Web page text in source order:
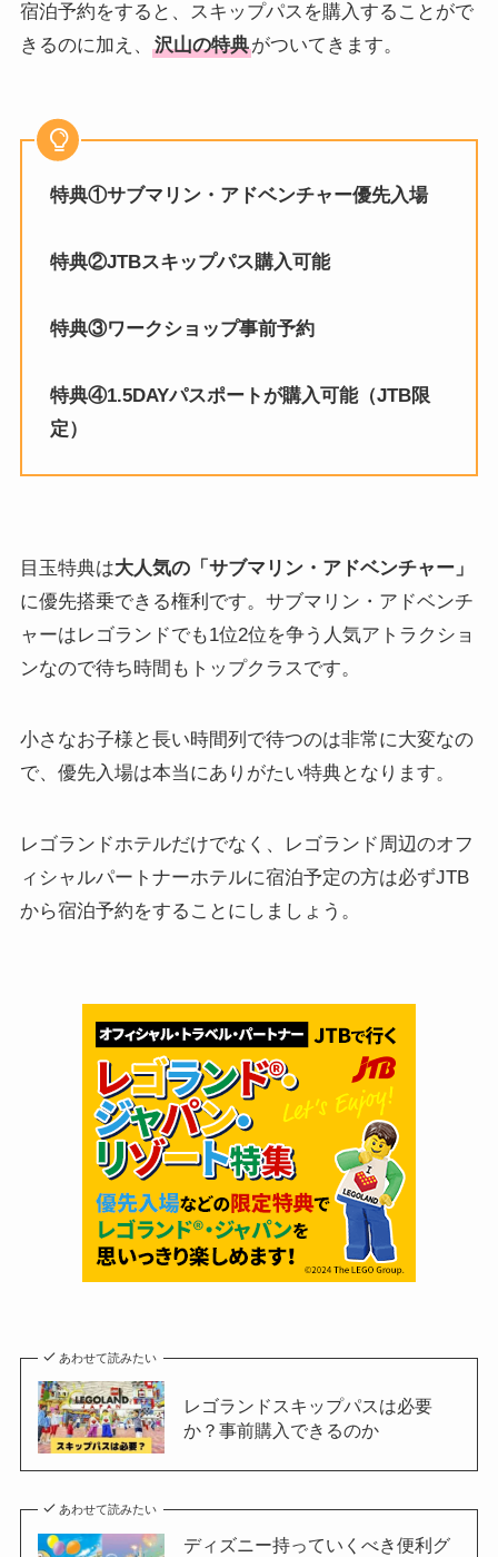
宿泊予約をすると、スキップパスを購入することがで
きるのに加え、
沢山の特典がついてきます。
特典①サブマリン・アドベンチャー優先入場
特典②JTBスキップパス購入可能
特典③ワークショップ事前予約
特典④1.5DAYパスポートが購入可能（JTB限
定）
目玉特典は大人気の「サブマリン・アドベンチャー」
に優先搭乗できる権利です。サブマリン・アドベンチ
ャーはレゴランドでも1位2位を争う人気アトラクショ
ンなので待ち時間もトップクラスです。
小さなお子様と長い時間列で待つのは非常に大変なの
で、優先入場は本当にありがたい特典となります。
レゴランドホテルだけでなく、レゴランド周辺のオフ
ィシャルパートナーホテルに宿泊予定の方は必ずJTB
から宿泊予約をすることにしましょう。
あわせて読みたい
レゴランドスキップパスは必要
か？事前購入できるのか
あわせて読みたい
ディズニー持っていくべき便利グ